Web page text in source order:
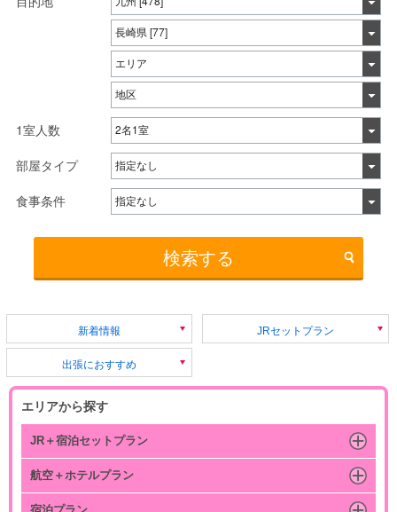
1室人数
部屋タイプ
食事条件
検索する
新着情報 JRセットプラン
出張におすすめ
エリアから探す
JR＋宿泊セットプラン
航空＋ホテルプラン